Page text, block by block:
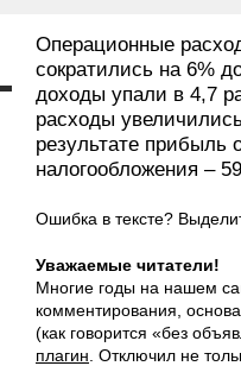
Операционные
сократились на 6%
доходы упали в 4,7
расходы
результате прибыль
налогообложения –
Ошибка в тексте?
Уважаемые читатели!
Многие годы на нашем
комментирования,
(как говорится «без
плагин . Отключил не